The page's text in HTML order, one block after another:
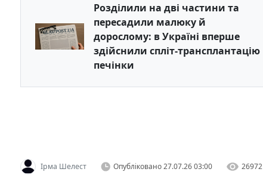
Розділили на дві частини та
пересадили малюку й
дорослому: в Україні вперше
здійснили спліт-трансплантацію
печінки
Ірма Шелест Опубліковано27.07.26 03:00 26972